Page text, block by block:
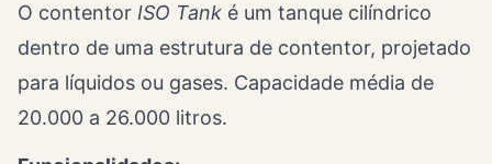
O contentor ISO Tank é um tanque cilíndrico
dentro de uma estrutura de contentor, projetado
para líquidos ou gases. Capacidade média de
20.000 a 26.000 litros.